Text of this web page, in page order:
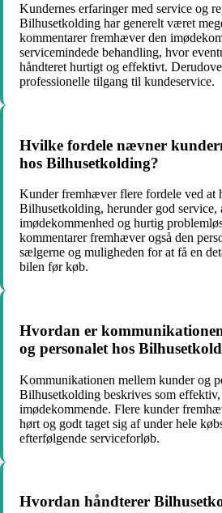
Kundernes erfaringer med service og
Bilhusetkolding har generelt været
kommentarer fremhæver den
servicemindede behandling, hvor
håndteret hurtigt og effektivt.
professionelle tilgang til kundeservice.
Hvilke fordele nævner
hos Bilhusetkolding?
Kunder fremhæver flere fordele ved at
Bilhusetkolding, herunder god
imødekommenhed og hurtig
kommentarer fremhæver også den
sælgerne og muligheden for at få en
bilen før køb.
Hvordan er
og personalet hos
Kommunikationen mellem kunder og
Bilhusetkolding beskrives som
imødekommende. Flere kunder
hørt og godt taget sig af under hele
efterfølgende serviceforløb.
Hvordan håndterer